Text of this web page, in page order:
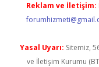
Reklam ve İletişim:
Yasal Uyarı: Sitemiz,
ve İletişim Kurumu